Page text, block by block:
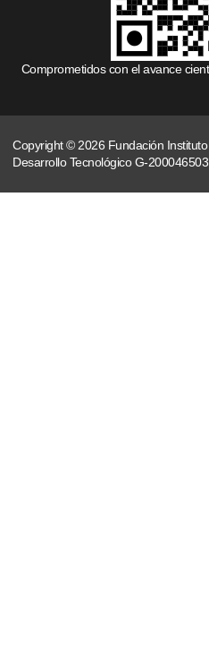
Comprometidos con el avance
Copyright © 2026 Fundación
Desarrollo Tecnológico G-